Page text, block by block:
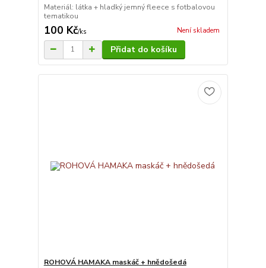
Materiál: látka + hladký jemný fleece s fotbalovou
tematikou
100 Kč/ks Není skladem
Přidat do košíku
ROHOVÁ HAMAKA maskáč + hnědošedá